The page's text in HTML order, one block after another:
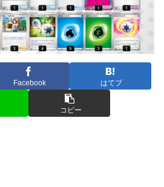
Facebook はてブ
コピー